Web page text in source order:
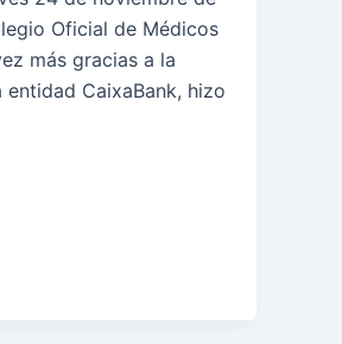
Oficial de Médicos
más gracias a la
CaixaBank, hizo